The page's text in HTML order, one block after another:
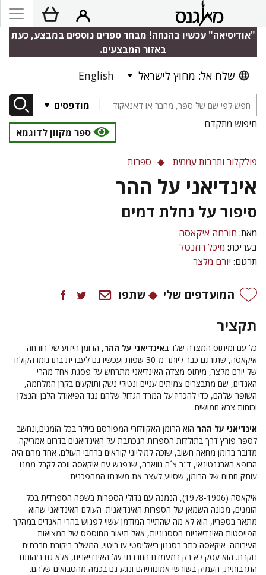
"אודיסיאה" עכשיו בהנחה! מבחר ספרים נוספים במבצע, כעת
באזור המבצעים.
שלח אל: מחוץ לישראל English
מודפסים
חיפוש מתקדם
ספר מקוון לדוגמא
פולקלור ותרבות עממית ספרות
אינדיאני על ההר
סיפור על נחלת דמים
מאת: חורחה איקאסה
בעריכת: מיכל רוזנטל
תרגום: יורם מלצר
המועדפים שלי שתפו
תקציר
כל עם ומיתוס המצדה שלו. באינדיאני על ההר, הרומן הידוע של חורחה
איקאסה, שתורגם כבר ליותר מ-30 שפות ועכשיו גם לעברית בתרגומו הקולח
של יורם מלצר, מיתוס מצדה האינדיאני מתרחש על פסגת אחד מהרי
האנדים, שם מתבצרים צמיתים עניים ונטולי נשק ותוקעים בקרן המלחמה,
השופר שלהם, כדי להכריז על המרד הגדול שלהם נגד הפיאודל הלבן והנצלן
וכוחות צבא חמושים.
אינדיאני על ההר הוא הרומן האקוודורי המפורסם ביולר בכל הזמנים,ונחשב
לספר פורץ דרך בתולדות הספרות הנכתבת על האינדיאנים בדרום אמריקה.
מדובר ברומן מחאה חשוב, שזכה למיליוני קוראים ברחבי העולם. אחד מהם היה
הרופא הארגנטינאי, ד"ר צ´ה גווארה, שנפגש עם איקאסה וזכה לקבל ממנו
עותק חתום של הרומן, שסייע לעצב את משנתו המהפכנית.
איקאסה (1978-1906), הנמנה עם גדולי הספרות בשפה הספרדית בכל
הזמנים, מכונה השמאן של הספרות האינדיאנית. העולם האינדיאני שהוא
מתאר בספריו, הוא לא מה שהתייר המזדמן עשוי לפגוש בהרי האנדים במהלך
הפייסטות האינדיאניות הססגוניות, אאל תיאור מחוספס של המציאות
העירומה. איקאסה כתב בסגנון ריאליסטי עז ביטוי, המשלב ביקורת חברתית
נוקבת. הוא עסק לא רק במעמדם החברתי של האינדיאנים, אלא גם בזהותם
התרבותית, העמיק בשורשי אמונותיהם ונגע גם בכמה מהטבואים שלהם.